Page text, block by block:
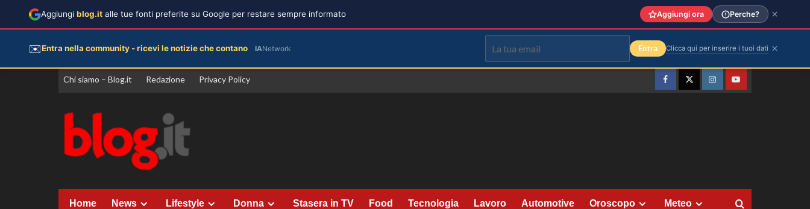
Vai
Chi siamo – Blog.it Redazione Privacy Policy
FacebookTwitterInstagramYouTube
Home News Lifestyle Donna Stasera in TV Food Tecnologia Lavoro Automotive Oroscopo Meteo
Aggiungi blog.it alle tue fonti preferite su Google per restare sempre informato Aggiungi ora Perche?
✉️Entra nella community - ricevi le notizie che contano IANetwork Entra Clicca qui per inserire i tuoi dati